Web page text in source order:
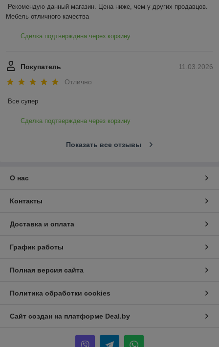
Рекомендую данный магазин. Цена ниже, чем у других продавцов.
Мебель отличного качества
Сделка подтверждена через корзину
11.03.2026
Покупатель
Отлично
Все супер
Сделка подтверждена через корзину
Показать все отзывы
О нас
Контакты
Доставка и оплата
График работы
Полная версия сайта
Политика обработки cookies
Сайт создан на платформе Deal.by